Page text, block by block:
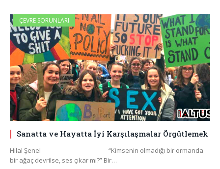
ÇEVRE SORUNLARI
Sanatta ve Hayatta İyi Karşılaşmalar Örgütlemek
Hilal Şenel “Kimsenin olmadığı bir ormanda
bir ağaç devrilse, ses çıkar mı?” Bir…